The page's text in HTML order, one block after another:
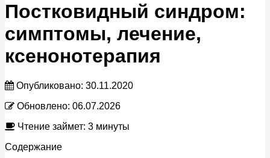
Постковидный синдром:
симптомы, лечение,
ксенонотерапия
Опубликовано: 30.11.2020
Обновлено: 06.07.2026
Чтение займет: 3 минуты
Содержание